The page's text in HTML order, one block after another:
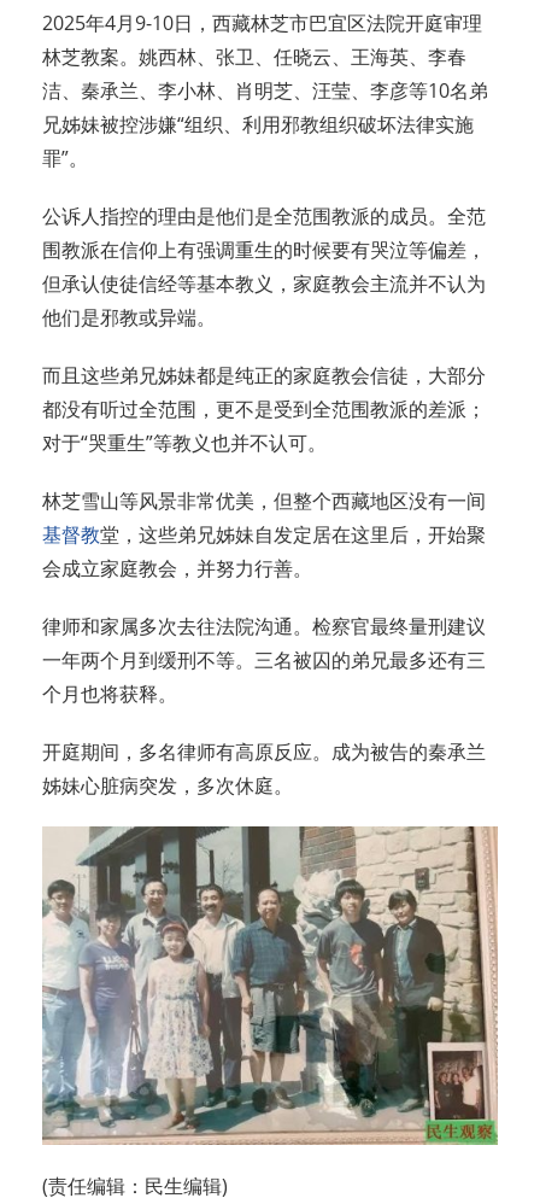
2025年4月9-10日，西藏林芝市巴宜区法院开庭审理
林芝教案。姚西林、张卫、任晓云、王海英、李春
洁、秦承兰、李小林、肖明芝、汪莹、李彦等10名弟
兄姊妹被控涉嫌“组织、利用邪教组织破坏法律实施
罪”。
公诉人指控的理由是他们是全范围教派的成员。全范
围教派在信仰上有强调重生的时候要有哭泣等偏差，
但承认使徒信经等基本教义，家庭教会主流并不认为
他们是邪教或异端。
而且这些弟兄姊妹都是纯正的家庭教会信徒，大部分
都没有听过全范围，更不是受到全范围教派的差派；
对于“哭重生”等教义也并不认可。
林芝雪山等风景非常优美，但整个西藏地区没有一间
基督教堂，这些弟兄姊妹自发定居在这里后，开始聚
会成立家庭教会，并努力行善。
律师和家属多次去往法院沟通。检察官最终量刑建议
一年两个月到缓刑不等。三名被囚的弟兄最多还有三
个月也将获释。
开庭期间，多名律师有高原反应。成为被告的秦承兰
姊妹心脏病突发，多次休庭。
(责任编辑：民生编辑)